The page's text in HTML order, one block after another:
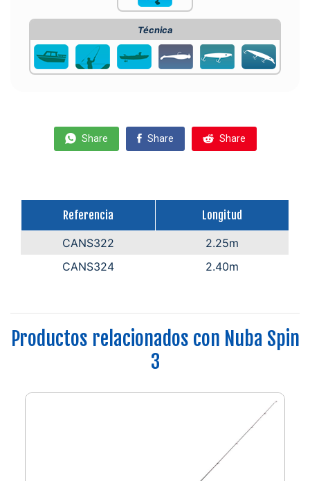
Técnica
Share Share Share
Referencia
Longitud
CANS322
2.25m
CANS324
2.40m
Productos relacionados con Nuba Spin
3